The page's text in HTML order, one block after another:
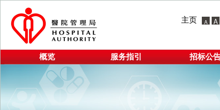
主页
概览 服务指引 招标公